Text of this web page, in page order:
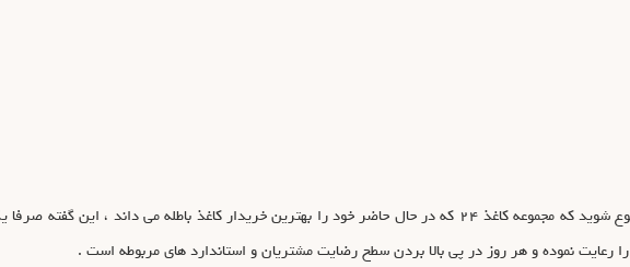
با توجه به نکات ارائه شده براحتی می توانید متوجه این موضوع شوید که مجموعه کاغذ ۲۴ که در حال حاضر خود را بهترین خریدار کاغذ باطله